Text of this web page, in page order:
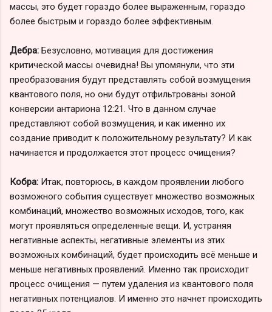
массы, это будет гораздо более выраженным, гораздо
более быстрым и гораздо более эффективным.
Дебра: Безусловно, мотивация для достижения
критической массы очевидна! Вы упомянули, что эти
преобразования будут представлять собой возмущения
квантового поля, но они будут отфильтрованы зоной
конверсии антариона 12:21. Что в данном случае
представляют собой возмущения, и как именно их
создание приводит к положительному результату? И как
начинается и продолжается этот процесс очищения?
Кобра: Итак, повторюсь, в каждом проявлении любого
возможного события существует множество возможных
комбинаций, множество возможных исходов, того, как
могут проявляться определенные вещи. И, устраняя
негативные аспекты, негативные элементы из этих
возможных комбинаций, будет происходить всё меньше и
меньше негативных проявлений. Именно так происходит
процесс очищения — путем удаления из квантового поля
негативных потенциалов. И именно это начнет происходить